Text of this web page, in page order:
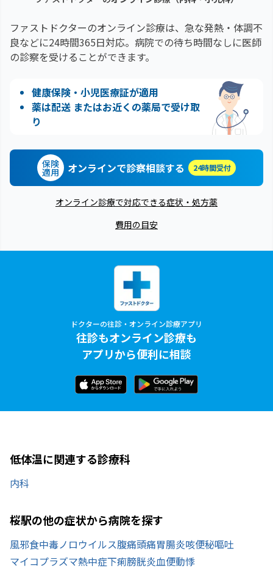
ファストドクターのオンライン診療は、急な発熱・体調不
良などに24時間365日対応。 病院での待ち時間なしに医師
の診察を受けることができます。
健康保険・小児医療証が適用
薬は配送 またはお近くの薬局で受け取
り
保険
適用 オンラインで診察相談する 24時間受付
オンライン診療で対応できる症状・処方薬
費用の目安
ドクターの往診・オンライン診療アプリ
往診もオンライン診療も
アプリから便利に相談
低体温に関連する診療科
内科
桜駅の他の症状から病院を探す
風邪食中毒ノロウイルス腹痛頭痛胃腸炎咳便秘嘔吐
マイコプラズマ熱中症下痢膀胱炎血便動悸